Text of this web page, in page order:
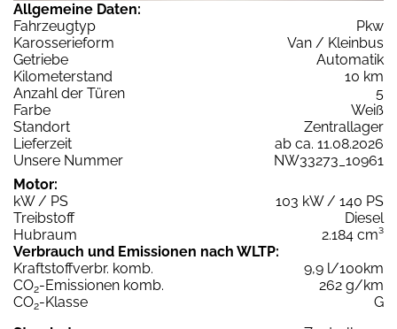
Allgemeine Daten:
Fahrzeugtyp
Pkw
Karosserieform
Van / Kleinbus
Getriebe
Automatik
Kilometerstand
10 km
Anzahl der Türen
5
Farbe
Weiß
Standort
Zentrallager
Lieferzeit
ab ca. 11.08.2026
Unsere Nummer
NW33273_10961
Motor:
kW / PS
103 kW / 140 PS
Treibstoff
Diesel
Hubraum
2.184 cm³
Verbrauch und Emissionen nach WLTP:
Kraftstoffverbr. komb.
9,9 l/100km
CO2-Emissionen komb.
262 g/km
CO2-Klasse
G